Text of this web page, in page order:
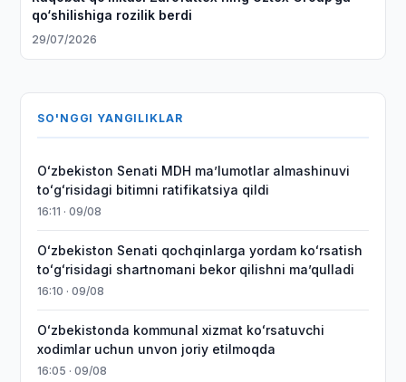
qo‘shilishiga rozilik berdi
29/07/2026
SO'NGGI YANGILIKLAR
Oʻzbekiston Senati MDH maʼlumotlar almashinuvi
toʻgʻrisidagi bitimni ratifikatsiya qildi
16:11 · 09/08
Oʻzbekiston Senati qochqinlarga yordam koʻrsatish
toʻgʻrisidagi shartnomani bekor qilishni maʼqulladi
16:10 · 09/08
Oʻzbekistonda kommunal xizmat koʻrsatuvchi
xodimlar uchun unvon joriy etilmoqda
16:05 · 09/08